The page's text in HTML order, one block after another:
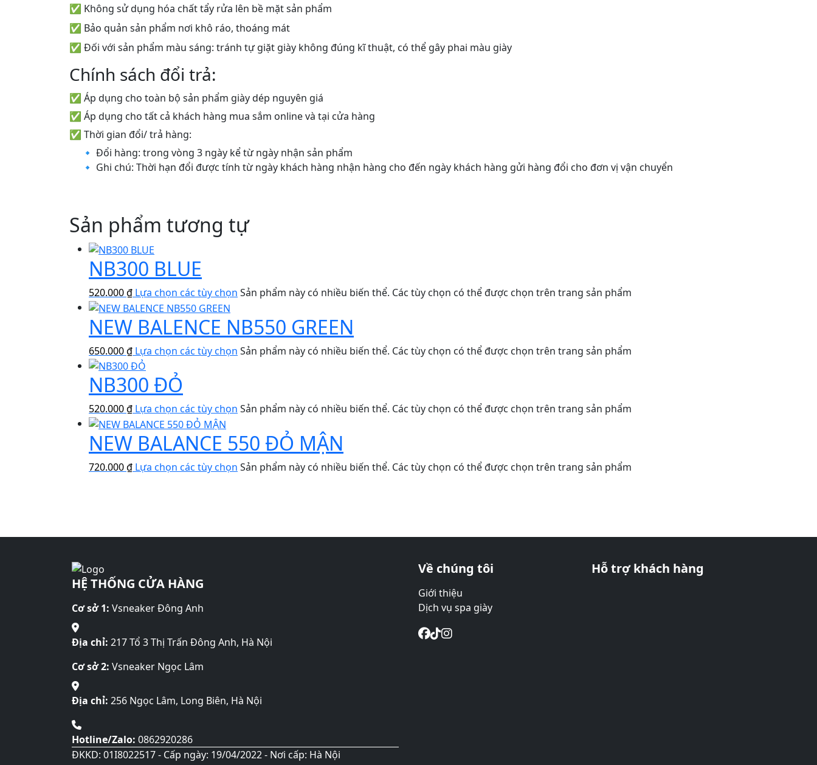
✅ Không sử dụng hóa chất tẩy rửa lên bề mặt sản phẩm
✅ Bảo quản sản phẩm nơi khô ráo, thoáng mát
✅ Đối với sản phẩm màu sáng: tránh tự giặt giày không đúng kĩ thuật, có thể gây phai màu giày
Chính sách đổi trả:
✅ Áp dụng cho toàn bộ sản phẩm giày dép nguyên giá
✅ Áp dụng cho tất cả khách hàng mua sắm online và tại cửa hàng
✅ Thời gian đổi/ trả hàng:
🔹 Đổi hàng: trong vòng 3 ngày kể từ ngày nhận sản phẩm
🔹 Ghi chú: Thời hạn đổi được tính từ ngày khách hàng nhận hàng cho đến ngày khách hàng gửi hàng đổi cho đơn vị vận chuyển
Sản phẩm tương tự
NB300 BLUE
520.000₫ Lựa chọn các tùy chọn Sản phẩm này có nhiều biến thể. Các tùy chọn có thể được chọn trên trang sản phẩm
NEW BALENCE NB550 GREEN
650.000₫ Lựa chọn các tùy chọn Sản phẩm này có nhiều biến thể. Các tùy chọn có thể được chọn trên trang sản phẩm
NB300 ĐỎ
520.000₫ Lựa chọn các tùy chọn Sản phẩm này có nhiều biến thể. Các tùy chọn có thể được chọn trên trang sản phẩm
NEW BALANCE 550 ĐỎ MẬN
720.000₫ Lựa chọn các tùy chọn Sản phẩm này có nhiều biến thể. Các tùy chọn có thể được chọn trên trang sản phẩm
HỆ THỐNG CỬA HÀNG
Cơ sở 1: Vsneaker Đông Anh
Địa chỉ: 217 Tổ 3 Thị Trấn Đông Anh, Hà Nội
Cơ sở 2: Vsneaker Ngọc Lâm
Địa chỉ: 256 Ngọc Lâm, Long Biên, Hà Nội
Hotline/Zalo: 0862920286
ĐKKD: 01I8022517 - Cấp ngày: 19/04/2022 - Nơi cấp: Hà Nội
Về chúng tôi
Giới thiệu
Dịch vụ spa giày
Hỗ trợ khách hàng